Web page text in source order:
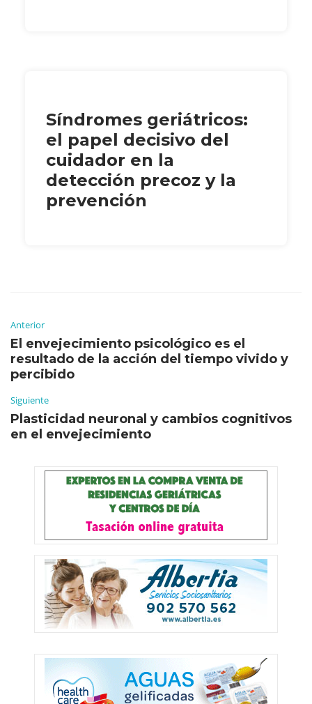
Síndromes geriátricos:
el papel decisivo del
cuidador en la
detección precoz y la
prevención
Anterior
El envejecimiento psicológico es el
resultado de la acción del tiempo vivido y
percibido
Siguiente
Plasticidad neuronal y cambios cognitivos
en el envejecimiento